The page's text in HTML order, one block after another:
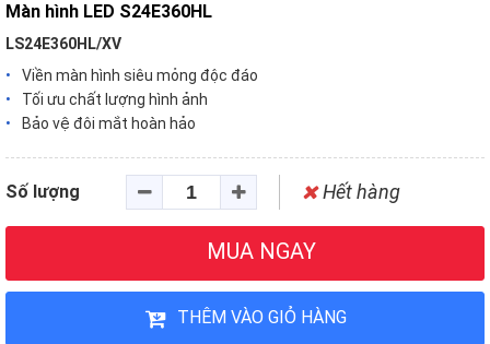
Màn hình LED S24E360HL
LS24E360HL/XV
Viền màn hình siêu mỏng độc đáo
Tối ưu chất lượng hình ảnh
Bảo vệ đôi mắt hoàn hảo
Số lượng Hết hàng
MUA NGAY
THÊM VÀO GIỎ HÀNG